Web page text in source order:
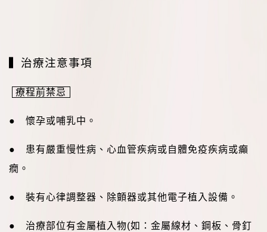
治療注意事項
療程前禁忌
● 懷孕或哺乳中。
● 患有嚴重慢性病、心血管疾病或自體免疫疾病或癲
癇。
● 裝有心律調整器、除顫器或其他電子植入設備。
● 治療部位有金屬植入物(如：金屬線材、鋼板、骨釘